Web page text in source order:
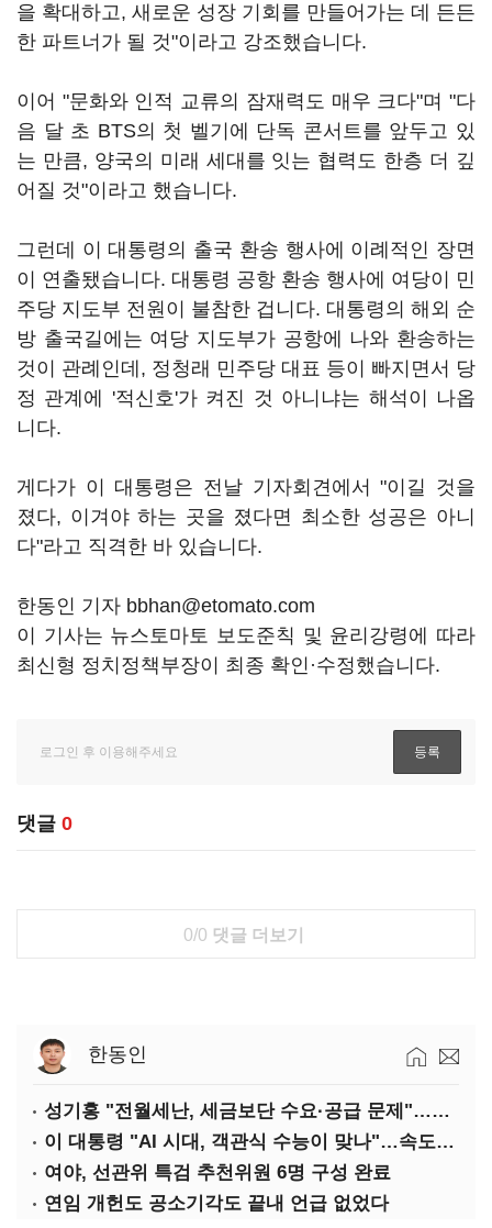
을 확대하고, 새로운 성장 기회를 만들어가는 데 든든
한 파트너가 될 것"이라고 강조했습니다.
이어 "문화와 인적 교류의 잠재력도 매우 크다"며 "다
음 달 초 BTS의 첫 벨기에 단독 콘서트를 앞두고 있
는 만큼, 양국의 미래 세대를 잇는 협력도 한층 더 깊
어질 것"이라고 했습니다.
그런데 이 대통령의 출국 환송 행사에 이례적인 장면
이 연출됐습니다. 대통령 공항 환송 행사에 여당이 민
주당 지도부 전원이 불참한 겁니다. 대통령의 해외 순
방 출국길에는 여당 지도부가 공항에 나와 환송하는
것이 관례인데, 정청래 민주당 대표 등이 빠지면서 당
정 관계에 '적신호'가 켜진 것 아니냐는 해석이 나옵
니다.
게다가 이 대통령은 전날 기자회견에서 "이길 것을
졌다, 이겨야 하는 곳을 졌다면 최소한 성공은 아니
다"라고 직격한 바 있습니다.
한동인 기자 bbhan@etomato.com
이 기사는 뉴스토마토 보도준칙 및 윤리강령에 따라
최신형 정치정책부장이 최종 확인·수정했습니다.
댓글 0
0/0 댓글 더보기
한동인
성기홍 "전월세난, 세금보단 수요·공급 문제"…닥공 시사
이 대통령 "AI 시대, 객관식 수능이 맞나"…속도전 '경계'
여야, 선관위 특검 추천위원 6명 구성 완료
연임 개헌도 공소기각도 끝내 언급 없었다